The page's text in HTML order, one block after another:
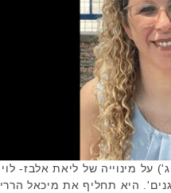
על מינוייה של ליאת אלבז- לוי
היא תחליף את מיכאל הררי,